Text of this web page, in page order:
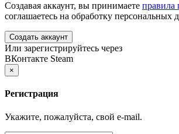
Создавая аккаунт, вы принимаете правила
соглашаетесь на обработку персональных
Создать аккаунт
Или зарегистрируйтесь через
ВКонтакте Steam
×
Регистрация
Укажите, пожалуйста, свой e-mail.